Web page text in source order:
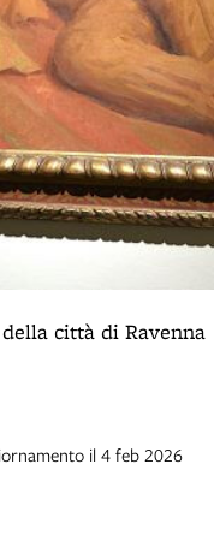
città di Ravenna
il 4 feb 2026